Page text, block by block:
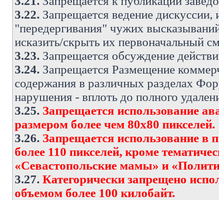
3.22. Запрещается ведение
"передергивания" чужих
исказить/скрыть их первоначальный
3.23. Запрещается обсуждение
3.24. Запрещается Размещение
содержания в различных разделах
нарушения - вплоть до полного
3.25. Запрещается использование
размером более чем 80х80 пикселей.
3.26. Запрещается использование в
более 110 пикселей, кроме
«Севастопольские мамы» и
3.27. Категорически запрещено
объемом более 100 килобайт.